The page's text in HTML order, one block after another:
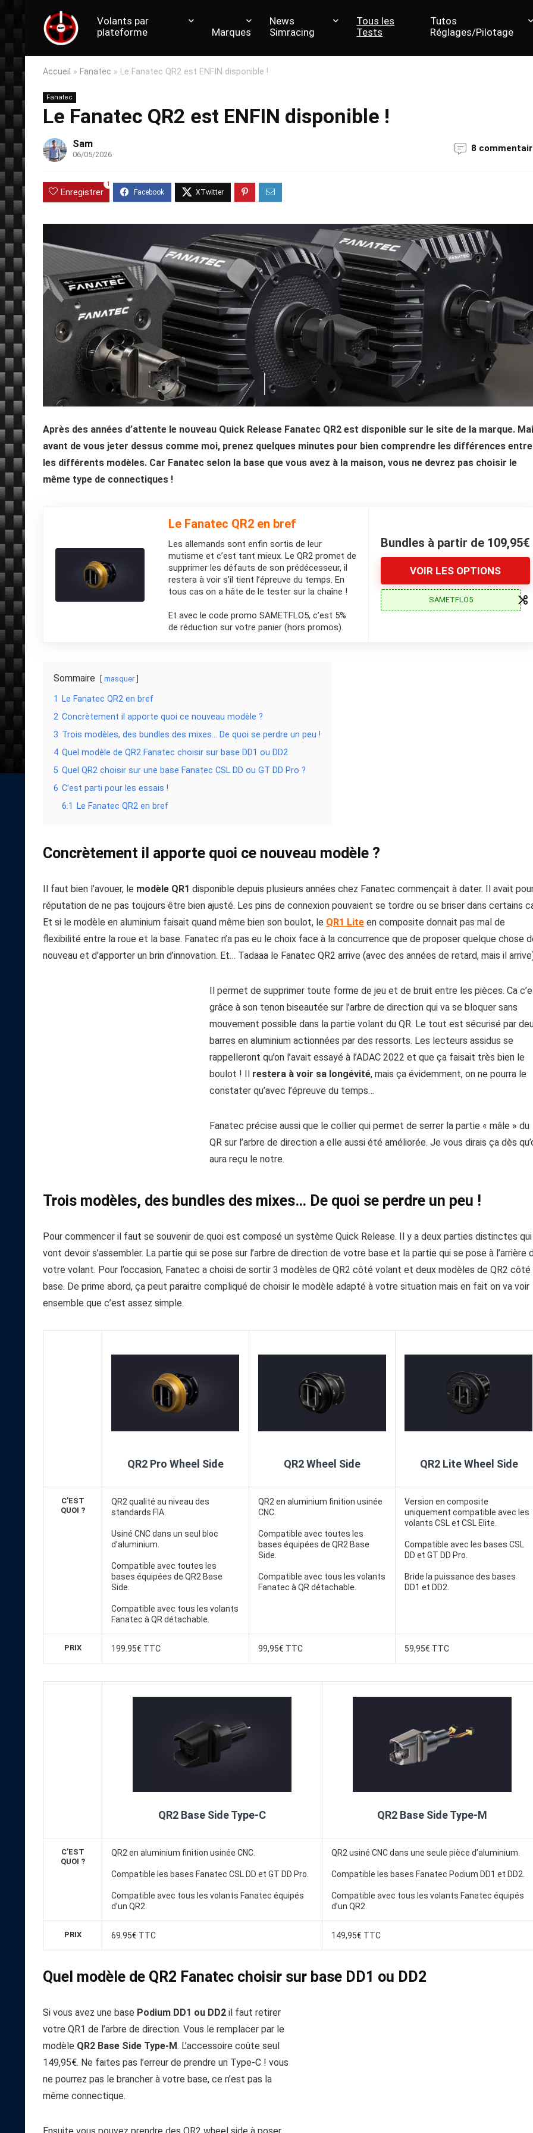
Volants par
plateforme
Marques
News
Simracing
Tous les
Tests
Tutos
Réglages/Pilotage
Accueil » Fanatec » Le Fanatec QR2 est ENFIN disponible !
Fanatec
Le Fanatec QR2 est ENFIN disponible !
Sam
06/05/2026
8
Enregistrer
1
Après des années d’attente le nouveau Quick Release Fanatec QR2 est disponible sur le site de la marque.
avant de vous jeter dessus comme moi, prenez quelques minutes pour bien comprendre les différences entre
les différents modèles. Car Fanatec selon la base que vous avez à la maison, vous ne devrez pas choisir le
même type de connectiques !
Le Fanatec QR2 en bref
Les allemands sont enfin sortis de leur
mutisme et c’est tant mieux. Le QR2 promet de
supprimer les défauts de son prédécesseur, il
restera à voir s’il tient l’épreuve du temps. En
tous cas on a hâte de le tester sur la chaîne !
Et avec le code promo SAMETFLO5, c’est 5%
de réduction sur votre panier (hors promos).
Bundles à partir de 109,95€
VOIR LES OPTIONS
SAMETFLO5
Sommaire masquer
1
Le Fanatec QR2 en bref
2 Concrètement il apporte quoi ce nouveau modèle ?
3 Trois modèles, des bundles des mixes… De quoi se perdre un peu !
4 Quel modèle de QR2 Fanatec choisir sur base DD1 ou DD2
5 Quel QR2 choisir sur une base Fanatec CSL DD ou GT DD Pro ?
6 C’est parti pour les essais !
6.1
Le Fanatec QR2 en bref
Concrètement il apporte quoi ce nouveau modèle ?
Il faut bien l’avouer, le modèle QR1 disponible depuis plusieurs années chez Fanatec commençait à dater. Il avait
réputation de ne pas toujours être bien ajusté. Les pins de connexion pouvaient se tordre ou se briser dans certains
Et si le modèle en aluminium faisait quand même bien son boulot, le QR1 Lite en composite donnait pas mal de
flexibilité entre la roue et la base. Fanatec n’a pas eu le choix face à la concurrence que de proposer quelque chose
nouveau et d’apporter un brin d’innovation. Et… Tadaaa le Fanatec QR2 arrive (avec des années de retard, mais il
Il permet de supprimer toute forme de jeu et de bruit entre les pièces. Ca
grâce à son tenon biseautée sur l’arbre de direction qui va se bloquer sans
mouvement possible dans la partie volant du QR. Le tout est sécurisé par
barres en aluminium actionnées par des ressorts. Les lecteurs assidus se
rappelleront qu’on l’avait essayé à l’ADAC 2022 et que ça faisait très bien le
boulot ! Il restera à voir sa longévité, mais ça évidemment, on ne pourra le
constater qu’avec l’épreuve du temps…
Fanatec précise aussi que le collier qui permet de serrer la partie « mâle » du
QR sur l’arbre de direction a elle aussi été améliorée. Je vous dirais ça dès
aura reçu le notre.
Trois modèles, des bundles des mixes… De quoi se perdre un peu !
Pour commencer il faut se souvenir de quoi est composé un système Quick Release. Il y a deux parties distinctes qui
vont devoir s’assembler. La partie qui se pose sur l’arbre de direction de votre base et la partie qui se pose à l’arrière
votre volant. Pour l’occasion, Fanatec a choisi de sortir 3 modèles de QR2 côté volant et deux modèles de QR2 côté
base. De prime abord, ça peut paraitre compliqué de choisir le modèle adapté à votre situation mais en fait on va voir
ensemble que c’est assez simple.
C’EST
QUOI ?
PRIX
QR2 Pro Wheel Side
QR2 qualité au niveau des
standards FIA.
Usiné CNC dans un seul bloc
d’aluminium.
Compatible avec toutes les
bases équipées de QR2 Base
Side.
Compatible avec tous les volants
Fanatec à QR détachable.
199.95€ TTC
QR2 Wheel Side
QR2 en aluminium finition usinée
CNC.
Compatible avec toutes les
bases équipées de QR2 Base
Side.
Compatible avec tous les volants
Fanatec à QR détachable.
99,95€ TTC
QR2 Lite Wheel Side
Version en composite
uniquement compatible avec les
volants CSL et CSL Elite.
Compatible avec les bases CSL
DD et GT DD Pro.
Bride la puissance des bases
DD1 et DD2.
59,95€ TTC
C’EST
QUOI ?
PRIX
QR2 Base Side Type-C
QR2 en aluminium finition usinée CNC.
Compatible les bases Fanatec CSL DD et GT DD Pro.
Compatible avec tous les volants Fanatec équipés
d’un QR2.
69.95€ TTC
QR2 Base Side Type-M
QR2 usiné CNC dans une seule pièce d’aluminium.
Compatible les bases Fanatec Podium DD1 et DD2.
Compatible avec tous les volants Fanatec équipés
d’un QR2.
149,95€ TTC
Quel modèle de QR2 Fanatec choisir sur base DD1 ou DD2
Si vous avez une base Podium DD1 ou DD2 il faut retirer
votre QR1 de l’arbre de direction. Vous le remplacer par le
modèle QR2 Base Side Type-M. L’accessoire coûte seul
149,95€. Ne faites pas l’erreur de prendre un Type-C ! vous
ne pourrez pas le brancher à votre base, ce n’est pas la
même connectique.
TRACKTIME SERIES ONE : TEST
COMPLET DU CHÂSSIS PROFILÉ
ALU À CŒUR ACIER